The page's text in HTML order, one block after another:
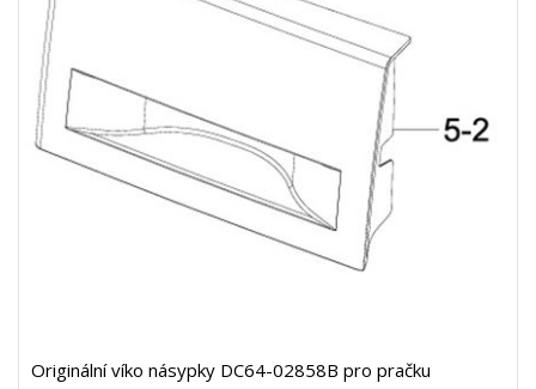
Originální víko násypky DC64-02858B pro pračku